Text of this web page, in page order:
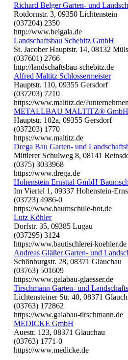
Richard Belger Garten- und
Rotdornstr. 3, 09350 Lichtenstein
(037204) 2350
http://www.belgala.de
Landschaftsbau Schebitz GmbH
St. Jacober Hauptstr. 14, 08132
(037601) 2766
http://landschaftsbau-schebitz.de
Alfred Maltitz Schlossermeister
Hauptstr. 110, 09355 Gersdorf
(037203) 7210
https://www.maltitz.de/
METALLBAU MALTITZ®
Hauptstr. 102a, 09355 Gersdorf
(037203) 1770
https://www.maltitz.de
Drega Bau Garten- und
Mittlerer Schulweg 8, 08141
(0375) 3033968
https://www.drega.de
Hohenstein Ernsttal GmbH
Im Viertel 1, 09337 Hohenstein-
(03723) 4986-0
https://www.baumschule-hot.de
Lutz Köhler
Dorfstr. 35, 09385 Lugau
(037295) 3124
https://www.bautischlerei-koehler.de
Andreas Gläßer Garten- und
Schönburgstr. 28, 08371 Glauchau
(03763) 501609
https://www.galabau-glaesser.de
Tirschmann Garten- und
Lichtensteiner Str. 40, 08371
(03763) 172862
https://www.galabau-tirschmann.de
MEDICKE GmbH
Auestr. 123, 08371 Glauchau
(03763) 1771-0
https://www.medicke.de